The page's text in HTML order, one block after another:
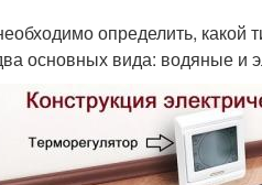
определить, какой
основных вида: водяные и